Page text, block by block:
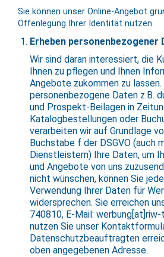
Sie können unser Online-Angebot
Offenlegung Ihrer Identität nutzen.
Erheben personenbezogener
Wir sind daran interessiert, die
Ihnen zu pflegen und Ihnen
Angebote zukommen zu lassen.
personenbezogene Daten z.B.
und Prospekt-Beilagen in
Katalogbestellungen oder
verarbeiten wir auf Grundlage
Buchstabe f der DSGVO (auch
Dienstleistern) Ihre Daten, um
und Angebote von uns
nicht wünschen, können Sie
Verwendung Ihrer Daten für
widersprechen. Sie erreichen
740810, E-Mail:
nutzen Sie unser
Datenschutzbeauftragten
oben angegebenen Adresse.